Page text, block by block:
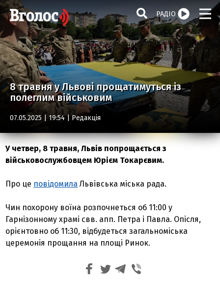
РАДІО
8 травня у Львові прощатимуться із
полеглим військовим
07.05.2025 | 19:54 |Редакція
У четвер, 8 травня, Львів попрощається з
військовослужбовцем Юрієм Токарєвим.
Про це повідомила Львівська міська рада.
Чин похорону воїна розпочнеться об 11:00 у
Гарнізонному храмі свв. апп. Петра і Павла. Опісля,
орієнтовно об 11:30, відбудеться загальноміська
церемонія прощання на площі Ринок.